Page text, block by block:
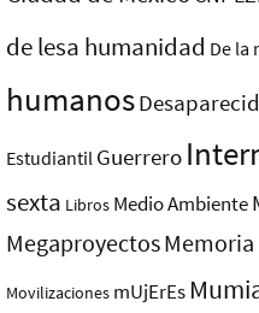
de lesa humanidad De la
humanos
Estudiantil Guerrero
sexta Libros Medio Ambiente
Megaproyectos
Movilizaciones mUjErEs